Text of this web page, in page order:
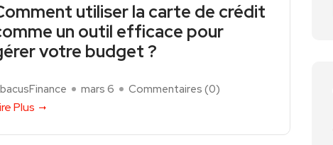
utiliser la carte de crédit
un outil efficace pour
votre budget ?
mars 6 Commentaires (0)
Plus